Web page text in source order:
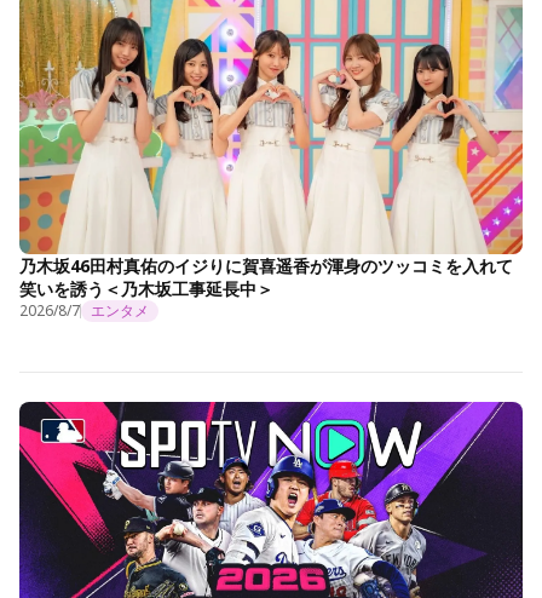
乃木坂46田村真佑のイジりに賀喜遥香が渾身のツッコミを入れて
笑いを誘う＜乃木坂工事延長中＞
2026/8/7 エンタメ